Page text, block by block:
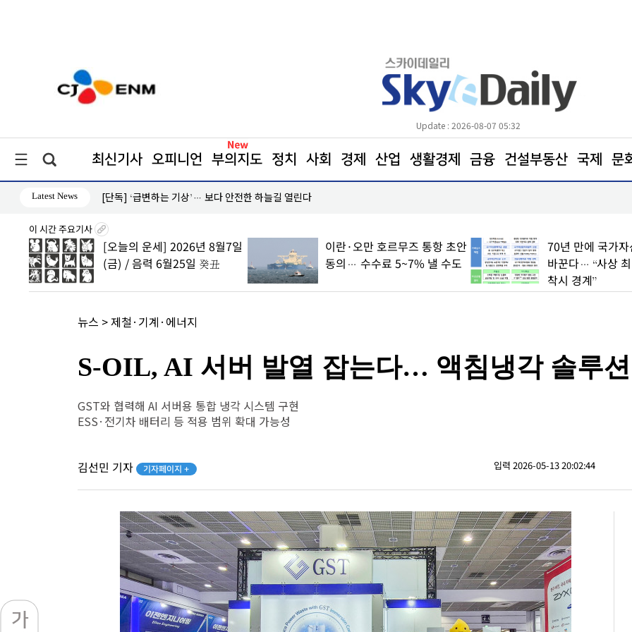
Update : 2026-08-07 05:32
최신기사 오피니언 부의지도 정치 사회 경제 산업 생활경제 금융 건설부동산 국제 문
Latest News [단독] ‘급변하는 기상’… 보다 안전한 하늘길 열린다
이 시간 주요기사
이란·오만 호르무즈 통항 초안
동의… 수수료 5~7% 낼 수도
70년 만에 국가자산 1400조 판
바꾼다… “사상 최대 흑자 속
靑 "주택공급 확
시일 내 발표"
뉴스 > 제철·기계·에너지
S-OIL, AI 서버 발열 잡는다… 액침냉각 솔루
GST와 협력해 AI 서버용 통합 냉각 시스템 구현
ESS·전기차 배터리 등 적용 범위 확대 가능성
김선민 기자 기자페이지 + 입력 2026-05-13 20:02:44